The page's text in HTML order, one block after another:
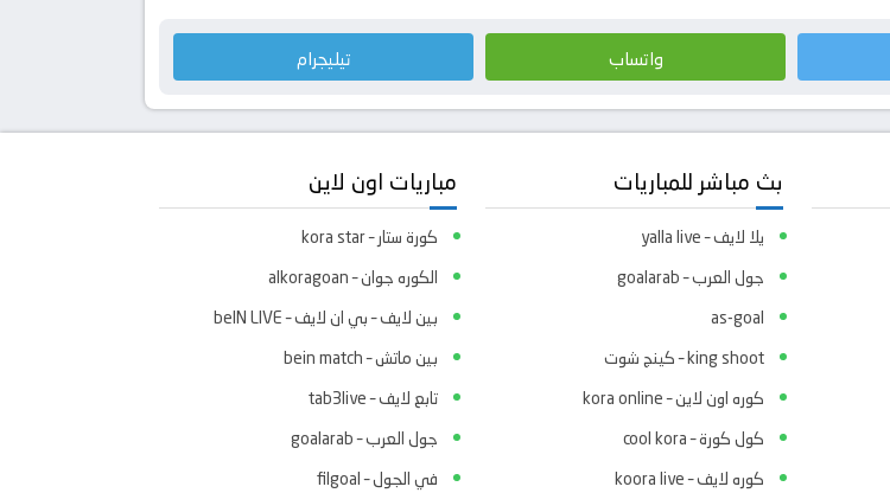
واتساب تيليجرام
بث مباشر للمباريات
يلا لايف – yalla live
جول العرب – goalarab
as-goal
king shoot – كينج شوت
كوره اون لاين – kora online
كول كورة – cool kora
كوره لايف – koora live
مباريات اون لاين
كورة ستار – kora star
الكوره جوان – alkoragoan
بين لايف – بي ان لايف – beIN LIVE
بين ماتش – bein match
تابع لايف – tab3live
جول العرب – goalarab
في الجول – filgoal